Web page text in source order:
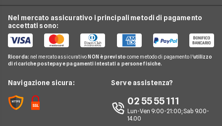
Conti e Carte
Telefonia Mobile
Pay TV
Noleggio Lungo Termine
News
Chi siamo
Perché scegliere Facile.it
Assicurazione Casa
Assicurazione Vita
Assicurazione Mutuo
Assicurazione Avvocati
Assicurazione Infortuni
Preventivo Assicurazione Casa
Preventivo Assicurazione Vita
Preventivo Assicurazione Viaggio
Bene Assicurazioni
ConTe
Genertel
Allianz Direct
Linear
Prima.it
Quixa
Osservatorio Assicurazioni
Guida Assicurazioni
Domande Assicurazioni
Glossario Assicurativo
Notizie Assicurazioni
Nel mercato assicurativo i principali metodi di pagamento
accettati sono:
Ricorda: nel mercato assicurativoNON è previsto come metodo di pagamento l'utilizzo
di ricariche postepay e pagamenti intestati a persone fisiche.
Navigazione sicura: Serve assistenza?
02 55 55 111
Lun-Ven 9:00-21:00; Sab 9.00-
14.00